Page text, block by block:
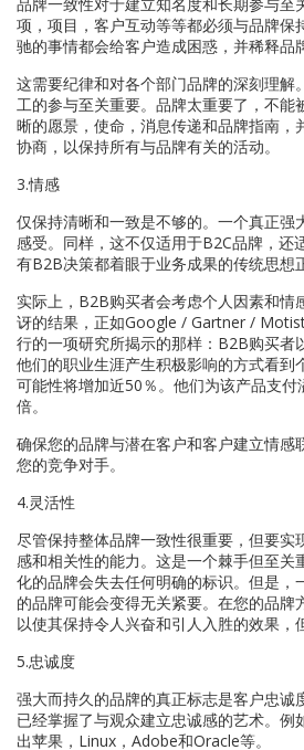
项，项目，客户互动等等都必须与品牌保
驰的事情都会给客户造成困惑，并稀释品
这需要纪律和对各个部门品牌的深刻理解
工的参与至关重要。品牌太重要了，不能
晰的愿景，使命，消息传递和品牌指南，
协商，以保持所有与品牌有关的活动。
3.情感
仅保持清晰和一致是不够的。一个真正强
感受。同样，这不仅适用于B2C品牌，还
有B2B决策都着眼于业务成果的传统思想
实际上，B2B购买者会考虑个人因素和情
讶的结果，正如Google / Gartner /
行的一项研究所揭示的那样：B2B购买者
他们的职业生涯产生积极影响的方式看到
可能性将增加近50％。他们为该产品支付
倍。
确保您的品牌与潜在客户和客户建立情感
您的竞争对手。
4.灵活性
尽管保持整体品牌一致性很重要，但要实
感和相关性的能力。这是一个棘手但至关
化的品牌会失去任何明确的标识。但是，
的品牌可能会变得无关紧要。在您的品牌
以使其保持令人兴奋和引人入胜的效果，
5.忠诚度
强大而持久的品牌的真正标志是客户忠诚
已经掌握了与观众建立忠诚感的艺术。例
出苹果，Linux，Adobe和Oracle等。